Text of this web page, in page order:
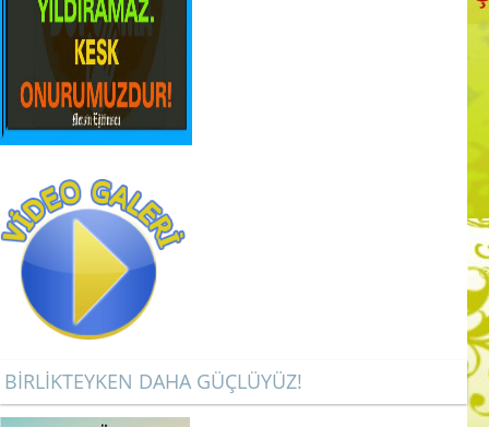
BİRLİKTEYKEN DAHA GÜÇLÜYÜZ!